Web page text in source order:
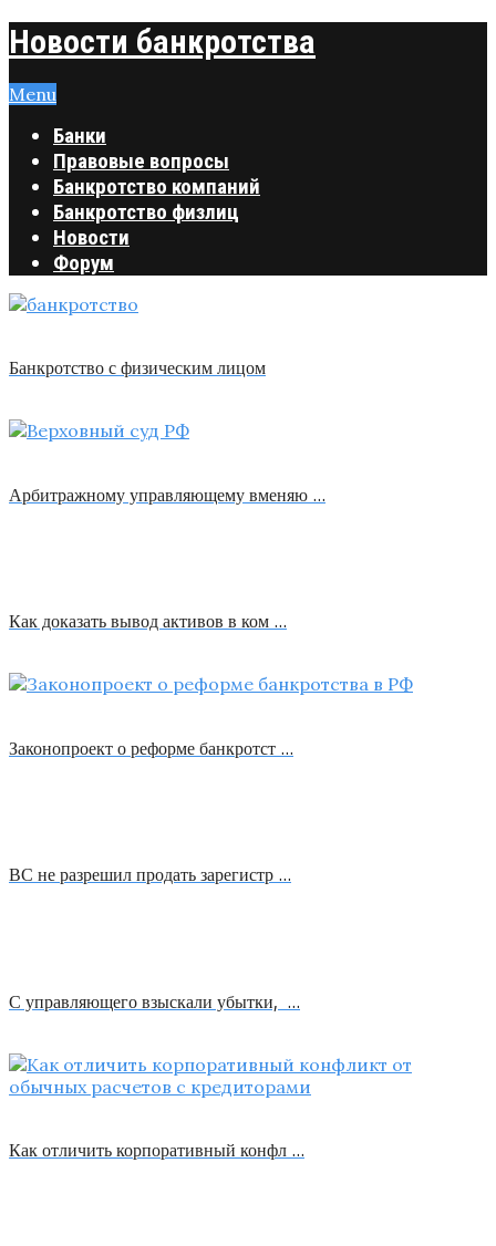
Новости банкротства
Menu
Банки
Правовые вопросы
Банкротство компаний
Банкротство физлиц
Новости
Форум
Банкротство с физическим лицом
Арбитражному управляющему вменяю …
Как доказать вывод активов в ком …
Законопроект о реформе банкротст …
ВС не разрешил продать зарегистр …
С управляющего взыскали убытки, …
Как отличить корпоративный конфл …